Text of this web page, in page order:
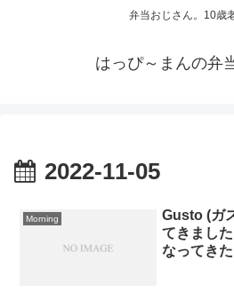
弁当おじさん。10歳
はっぴ～まんの弁
2022-11-05
Morning
Gusto (ガ
てきまし
なってきた